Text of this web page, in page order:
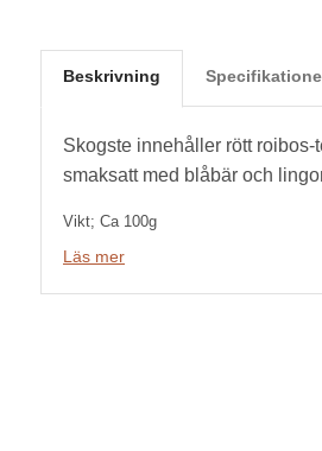
Beskrivning
Skogste innehåller rött roibos-
smaksatt med blåbär och
Vikt; Ca 100g
Läs mer